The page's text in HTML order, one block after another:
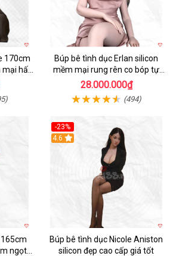
170cm
hấp
Búp bê tình dục Erlan silicon
mềm mại rung rên co bóp tự
động
28.000.000₫
(494)
ngọt
-23%
4.6
Búp bê tình dục Nicole Aniston
silicon đẹp cao cấp giá tốt